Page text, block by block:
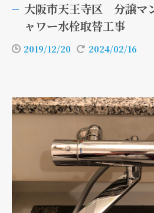
大阪市天王寺区 分譲マ
ャワー水栓取替工事
2019/12/20 2024/02/16